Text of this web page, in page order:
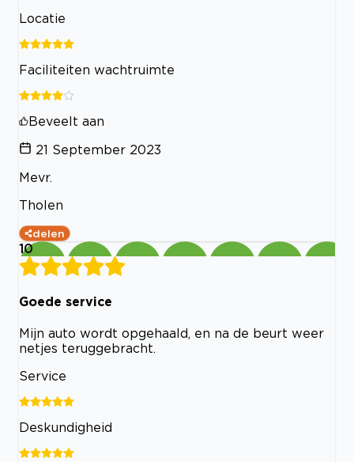
Locatie
Faciliteiten wachtruimte
Beveelt aan
21 September 2023
Mevr.
Tholen
delen
10
Goede service
Mijn auto wordt opgehaald, en na de beurt weer
netjes teruggebracht.
Service
Deskundigheid